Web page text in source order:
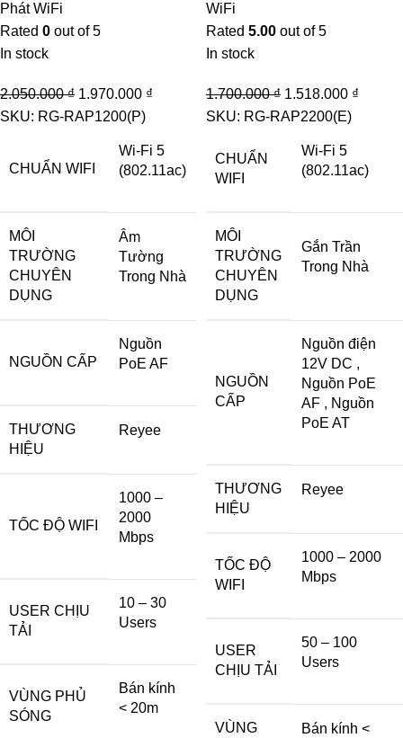
Phát WiFi
Rated 0 out of 5
In stock
2.050.000₫ Original
price
2.050.000 ₫.
1.970.000 ₫
1.970.000 ₫.
SKU: RG-RAP1200(P)
CHUẨN WIFI
Wi-Fi 5
(802.11ac)
MÔI
TRƯỜNG
CHUYÊN
DỤNG
Âm
Tường
Trong Nhà
NGUỒN CẤP
Nguồn
PoE AF
THƯƠNG
HIỆU
Reyee
TỐC ĐỘ WIFI
1000 –
2000
Mbps
USER CHỊU
TẢI
10 – 30
Users
VÙNG PHỦ
SÓNG
Bán kính
< 20m
WiFi
Rated 5.00 out of 5
In stock
1.700.000₫ Original
price
1.700.000 ₫.
1.518.000 ₫
SKU: RG-RAP2200(E)
CHUẨN
WIFI
Wi-Fi 5
(802.11ac)
MÔI
TRƯỜNG
CHUYÊN
DỤNG
Gắn Trần
Trong Nhà
NGUỒN
CẤP
Nguồn điện
12V DC ,
Nguồn PoE
AF , Nguồn
PoE AT
THƯƠNG
HIỆU
Reyee
TỐC ĐỘ
WIFI
1000 – 2000
Mbps
USER
CHỊU TẢI
50 – 100
Users
VÙNG
Bán kính <